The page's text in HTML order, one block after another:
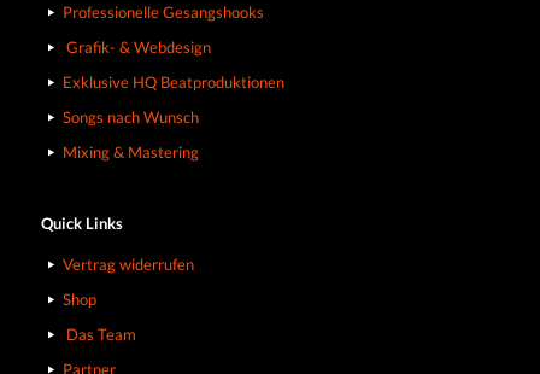
Professionelle Gesangshooks
Grafik- & Webdesign
Exklusive HQ Beatproduktionen
Songs nach Wunsch
Mixing & Mastering
Quick Links
Vertrag widerrufen
Shop
Das Team
Partner